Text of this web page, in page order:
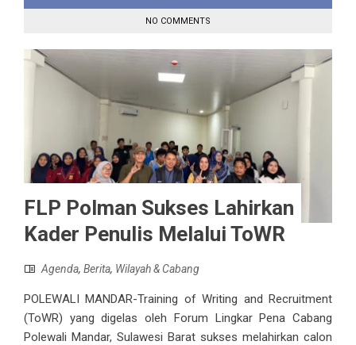
NO COMMENTS
FLP Polman Sukses Lahirkan
Kader Penulis Melalui ToWR
Agenda, Berita, Wilayah & Cabang
POLEWALI MANDAR-Training of Writing and Recruitment
(ToWR) yang digelas oleh Forum Lingkar Pena Cabang
Polewali Mandar, Sulawesi Barat sukses melahirkan calon